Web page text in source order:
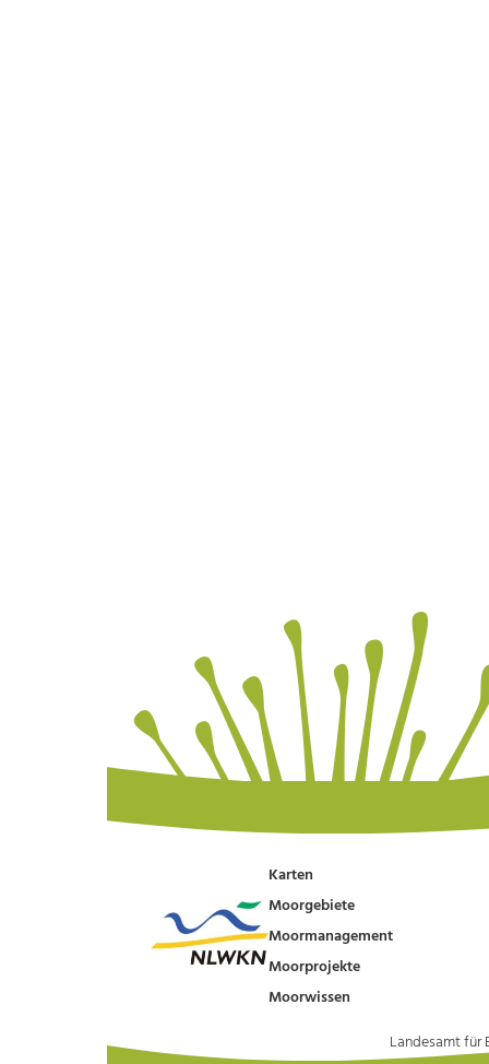
Karten
Moorgebiete
Moormanagement
Moorprojekte
Moorwissen
Landesamt für